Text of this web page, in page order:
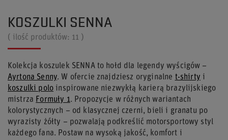
KOSZULKI SENNA
( ilość produktów: 11 )
Kolekcja koszulek SENNA to hołd dla legendy wyścigów –
Ayrtona Senny. W ofercie znajdziesz oryginalne t-shirty i
koszulki polo inspirowane niezwykłą karierą brazylijskiego
mistrza Formuły 1. Propozycje w różnych wariantach
kolorystycznych – od klasycznej czerni, bieli i granatu po
wyrazisty żółty – pozwalają podkreślić motorsportowy styl
każdego fana. Postaw na wysoką jakość, komfort i